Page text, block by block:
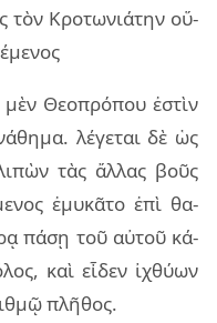
τὸν Κρο­τω­νιά­την οὕ­
Θεο­πρό­που ἐστὶν
λέ­γε­ται δὲ ὡς
τὰς ἄλ­λας βοῦς
ἐμυ­κᾶ­το ἐπὶ θα­
πάσῃ τοῦ αὐ­τοῦ κά­
καὶ εἶ­δεν ἰχθύ­ων
πλῆ­θος.